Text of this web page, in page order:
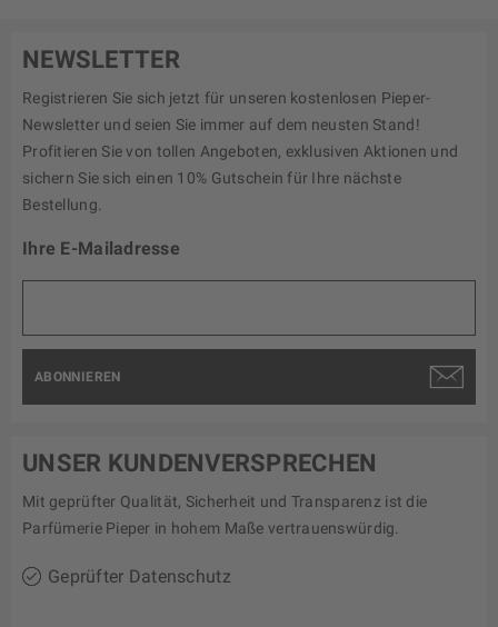
NEWSLETTER
Registrieren Sie sich jetzt für unseren kostenlosen Pieper-
Newsletter und seien Sie immer auf dem neusten Stand!
Profitieren Sie von tollen Angeboten, exklusiven Aktionen und
sichern Sie sich einen 10% Gutschein für Ihre nächste
Bestellung.
Ihre E-Mailadresse
ABONNIEREN
UNSER KUNDENVERSPRECHEN
Mit geprüfter Qualität, Sicherheit und Transparenz ist die
Parfümerie Pieper in hohem Maße vertrauenswürdig.
Geprüfter Datenschutz